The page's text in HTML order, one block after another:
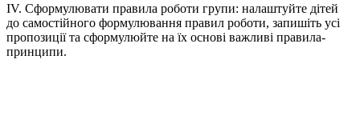
ІV. Сформулювати правила роботи групи: налаштуйте дітей
до самостійного формулювання правил роботи, запишіть усі
пропозиції та сформулюйте на їх основі важливі правила-
принципи.